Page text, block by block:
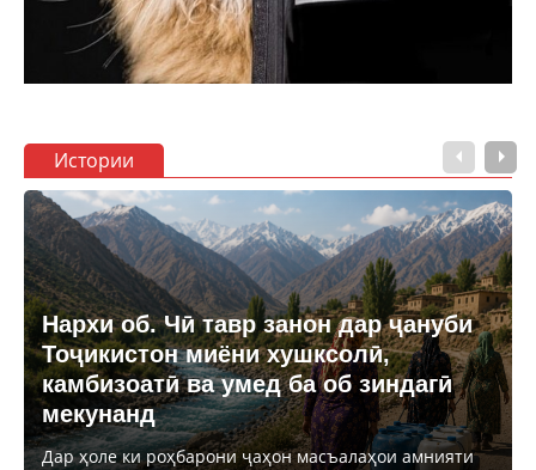
Истории
Нархи об. Чӣ тавр занон дар ҷануби
Тоҷикистон миёни хушксолӣ,
камбизоатӣ ва умед ба об зиндагӣ
мекунанд
Дар ҳоле ки роҳбарони ҷаҳон масъалаҳои амнияти